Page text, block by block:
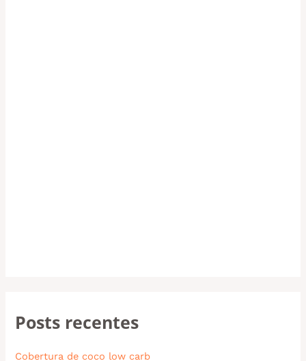
Posts recentes
Cobertura de coco low carb